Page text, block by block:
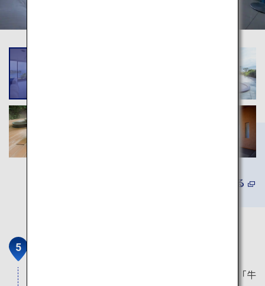
詳しくみる
天草の湊町 牛深町で発祥されたと言われる民謡「牛